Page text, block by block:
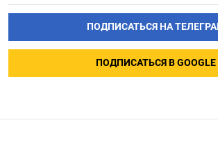
ПОДПИСАТЬСЯ НА
ПОДПИСАТЬСЯ В GOOGLE